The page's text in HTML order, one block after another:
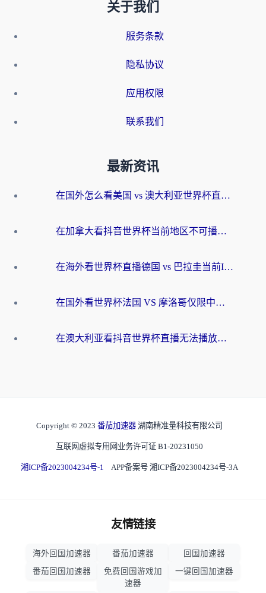
关于我们
服务条款
隐私协议
应用权限
联系我们
最新资讯
在国外怎么看美国 vs 澳大利亚世界杯直播？海外党必藏的中文解说观赛指南
在加拿大看抖音世界杯当前地区不可播放？海外党体育观赛终极指南
在海外看世界杯直播德国 vs 巴拉圭当前IP受限制？这篇指南帮你轻松解决地区限制
在国外看世界杯法国 VS 摩洛哥仅限中国大陆？别让地域限制拦下你的欢呼
在澳大利亚看抖音世界杯直播无法播放？海外党体育观赛终极指南来了！
Copyright © 2023 番茄加速器 湖南精准量科技有限公司
互联网虚拟专用网业务许可证 B1-20231050
湘ICP备2023004234号-1 APP备案号 湘ICP备2023004234号-3A
友情链接
海外回国加速器 番茄加速器
回国加速器
番茄回国加速器
免费回国游戏加
速器
一键回国加速器